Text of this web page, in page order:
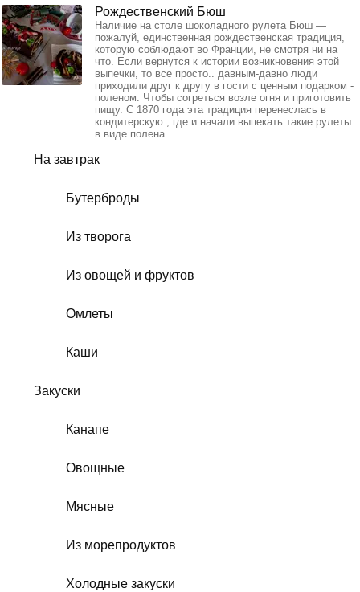
На завтрак
Бутерброды
Из творога
Из овощей и фруктов
Омлеты
Каши
Закуски
Канапе
Овощные
Мясные
Из морепродуктов
Холодные закуски
Рождественский Бюш
Наличие на столе шоколадного рулета Бюш —
пожалуй, единственная рождественская традиция,
которую соблюдают во Франции, не смотря ни на
что. Если вернутся к истории возникновения этой
выпечки, то все просто.. давным-давно люди
приходили друг к другу в гости с ценным подарком -
поленом. Чтобы согреться возле огня и приготовить
пищу. С 1870 года эта традиция перенеслась в
кондитерскую , где и начали выпекать такие рулеты
в виде полена.